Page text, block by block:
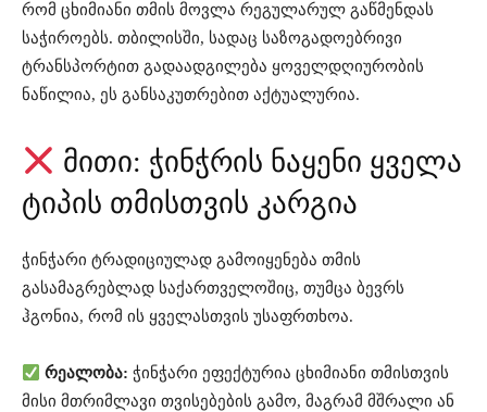
რომ ცხიმიანი თმის მოვლა რეგულარულ გაწმენდას
საჭიროებს. თბილისში, სადაც საზოგადოებრივი
ტრანსპორტით გადაადგილება ყოველდღიურობის
ნაწილია, ეს განსაკუთრებით აქტუალურია.
მითი: ჭინჭრის ნაყენი ყველა
ტიპის თმისთვის კარგია
ჭინჭარი ტრადიციულად გამოიყენება თმის
გასამაგრებლად საქართველოშიც, თუმცა ბევრს
ჰგონია, რომ ის ყველასთვის უსაფრთხოა.
რეალობა: ჭინჭარი ეფექტურია ცხიმიანი თმისთვის
მისი მთრიმლავი თვისებების გამო, მაგრამ მშრალი ან